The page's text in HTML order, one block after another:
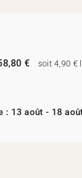
€ soit 4,90 €
: 13 août - 18